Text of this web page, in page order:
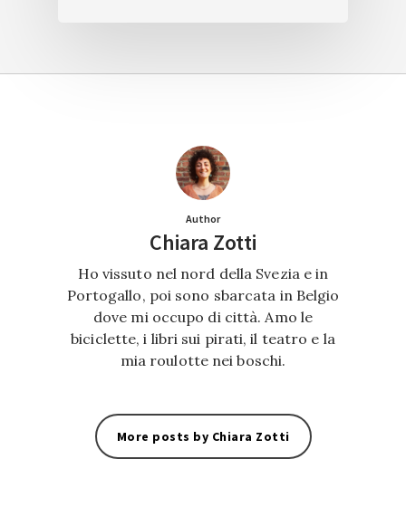
Author
Chiara Zotti
Ho vissuto nel nord della Svezia e in
Portogallo, poi sono sbarcata in Belgio
dove mi occupo di città. Amo le
biciclette, i libri sui pirati, il teatro e la
mia roulotte nei boschi.
More posts by Chiara Zotti